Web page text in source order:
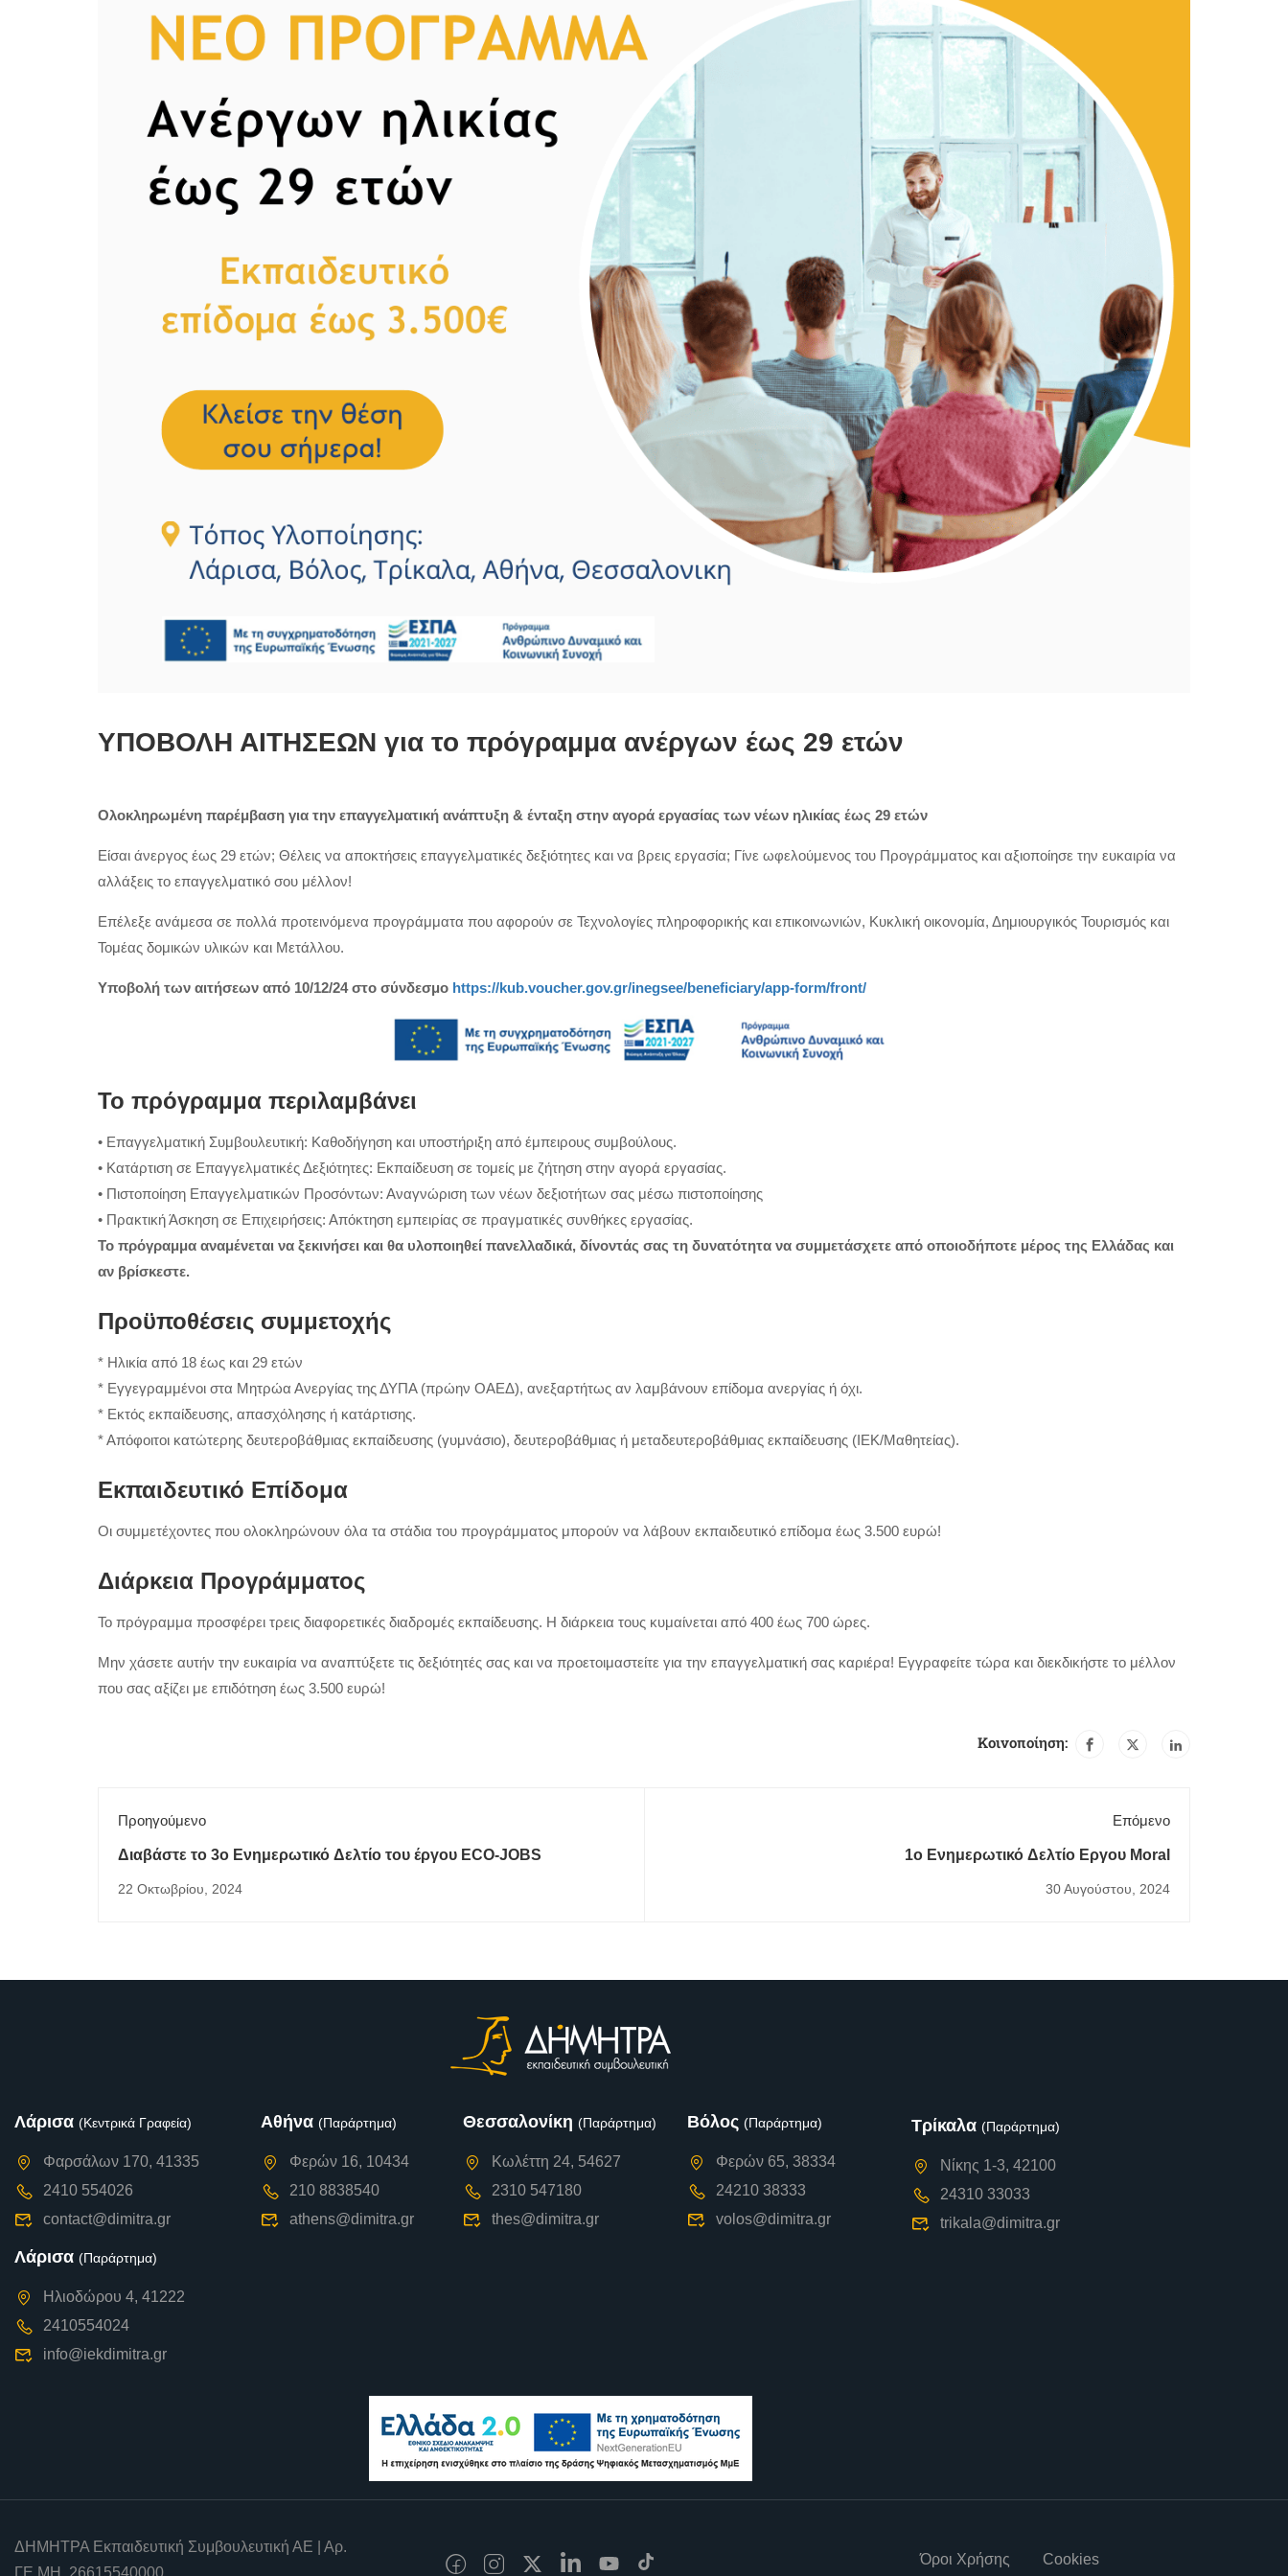
ΥΠΟΒΟΛΗ ΑΙΤΗΣΕΩΝ για το πρόγραμμα ανέργων έως 29 ετών
Ολοκληρωμένη παρέμβαση για την επαγγελματική ανάπτυξη & ένταξη στην αγορά εργασίας των νέων ηλικίας έως 29 ετών
Είσαι άνεργος έως 29 ετών; Θέλεις να αποκτήσεις επαγγελματικές δεξιότητες και να βρεις εργασία; Γίνε ωφελούμενος του Προγράμματος και αξιοποίησε την ευκαιρία να
αλλάξεις το επαγγελματικό σου μέλλον!
Επέλεξε ανάμεσα σε πολλά προτεινόμενα προγράμματα που αφορούν σε Τεχνολογίες πληροφορικής και επικοινωνιών, Κυκλική οικονομία, Δημιουργικός Τουρισμός και
Τομέας δομικών υλικών και Μετάλλου.
Υποβολή των αιτήσεων από 10/12/24 στο σύνδεσμο https://kub.voucher.gov.gr/inegsee/beneficiary/app-form/front/
Το πρόγραμμα περιλαμβάνει
• Επαγγελματική Συμβουλευτική: Καθοδήγηση και υποστήριξη από έμπειρους συμβούλους.
• Κατάρτιση σε Επαγγελματικές Δεξιότητες: Εκπαίδευση σε τομείς με ζήτηση στην αγορά εργασίας.
• Πιστοποίηση Επαγγελματικών Προσόντων: Αναγνώριση των νέων δεξιοτήτων σας μέσω πιστοποίησης
• Πρακτική Άσκηση σε Επιχειρήσεις: Απόκτηση εμπειρίας σε πραγματικές συνθήκες εργασίας.
Το πρόγραμμα αναμένεται να ξεκινήσει και θα υλοποιηθεί πανελλαδικά, δίνοντάς σας τη δυνατότητα να συμμετάσχετε από οποιοδήποτε μέρος της Ελλάδας και
αν βρίσκεστε.
Προϋποθέσεις συμμετοχής
* Ηλικία από 18 έως και 29 ετών
* Εγγεγραμμένοι στα Μητρώα Ανεργίας της ΔΥΠΑ (πρώην ΟΑΕΔ), ανεξαρτήτως αν λαμβάνουν επίδομα ανεργίας ή όχι.
* Εκτός εκπαίδευσης, απασχόλησης ή κατάρτισης.
* Απόφοιτοι κατώτερης δευτεροβάθμιας εκπαίδευσης (γυμνάσιο), δευτεροβάθμιας ή μεταδευτεροβάθμιας εκπαίδευσης (ΙΕΚ/Μαθητείας).
Εκπαιδευτικό Επίδομα
Οι συμμετέχοντες που ολοκληρώνουν όλα τα στάδια του προγράμματος μπορούν να λάβουν εκπαιδευτικό επίδομα έως 3.500 ευρώ!
Διάρκεια Προγράμματος
Το πρόγραμμα προσφέρει τρεις διαφορετικές διαδρομές εκπαίδευσης. Η διάρκεια τους κυμαίνεται από 400 έως 700 ώρες.
Μην χάσετε αυτήν την ευκαιρία να αναπτύξετε τις δεξιότητές σας και να προετοιμαστείτε για την επαγγελματική σας καριέρα! Εγγραφείτε τώρα και διεκδικήστε το μέλλον
που σας αξίζει με επιδότηση έως 3.500 ευρώ!
Κοινοποίηση:
Προηγούμενο
Διαβάστε το 3ο Ενημερωτικό Δελτίο του έργου ECO-JOBS
22 Οκτωβρίου, 2024
Επόμενο
1o Ενημερωτικό Δελτίο Εργου Moral
30 Αυγούστου, 2024
Λάρισα (Κεντρικά Γραφεία)
Φαρσάλων 170, 41335
2410 554026
contact@dimitra.gr
Λάρισα (Παράρτημα)
Ηλιοδώρου 4, 41222
2410554024
info@iekdimitra.gr
Αθήνα (Παράρτημα)
Φερών 16, 10434
210 8838540
athens@dimitra.gr
Θεσσαλονίκη (Παράρτημα)
Κωλέττη 24, 54627
2310 547180
thes@dimitra.gr
Βόλος (Παράρτημα)
Φερών 65, 38334
24210 38333
volos@dimitra.gr
Τρίκαλα (Παράρτημα)
Νίκης 1-3, 42100
24310 33033
trikala@dimitra.gr
ΔΗΜΗΤΡΑ Εκπαιδευτική Συμβουλευτική ΑΕ | Αρ.
ΓΕ.ΜΗ. 26615540000
Όροι Χρήσης Cookies